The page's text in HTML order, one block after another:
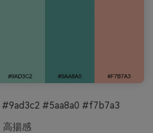
#5aa8a0 #f7b7a3
高揚感